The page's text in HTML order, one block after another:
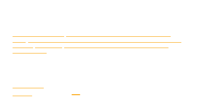
A GYOR (UNGHERIA) PER LA SECONDA E PENULTIMA TAPPA
STAGIONALE